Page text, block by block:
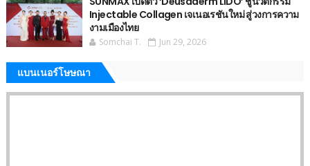
Injectable Collagen เจเนอเรชันใหม่ สู่วงการความ
งามเมืองไทย
Somchai T. Jun 29, 2026
แบนเนอร์โษษณา